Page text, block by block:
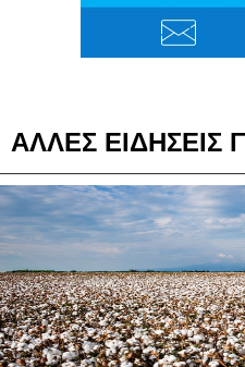
ΑΛΛΕΣ ΕΙΔΗΣΕΙΣ